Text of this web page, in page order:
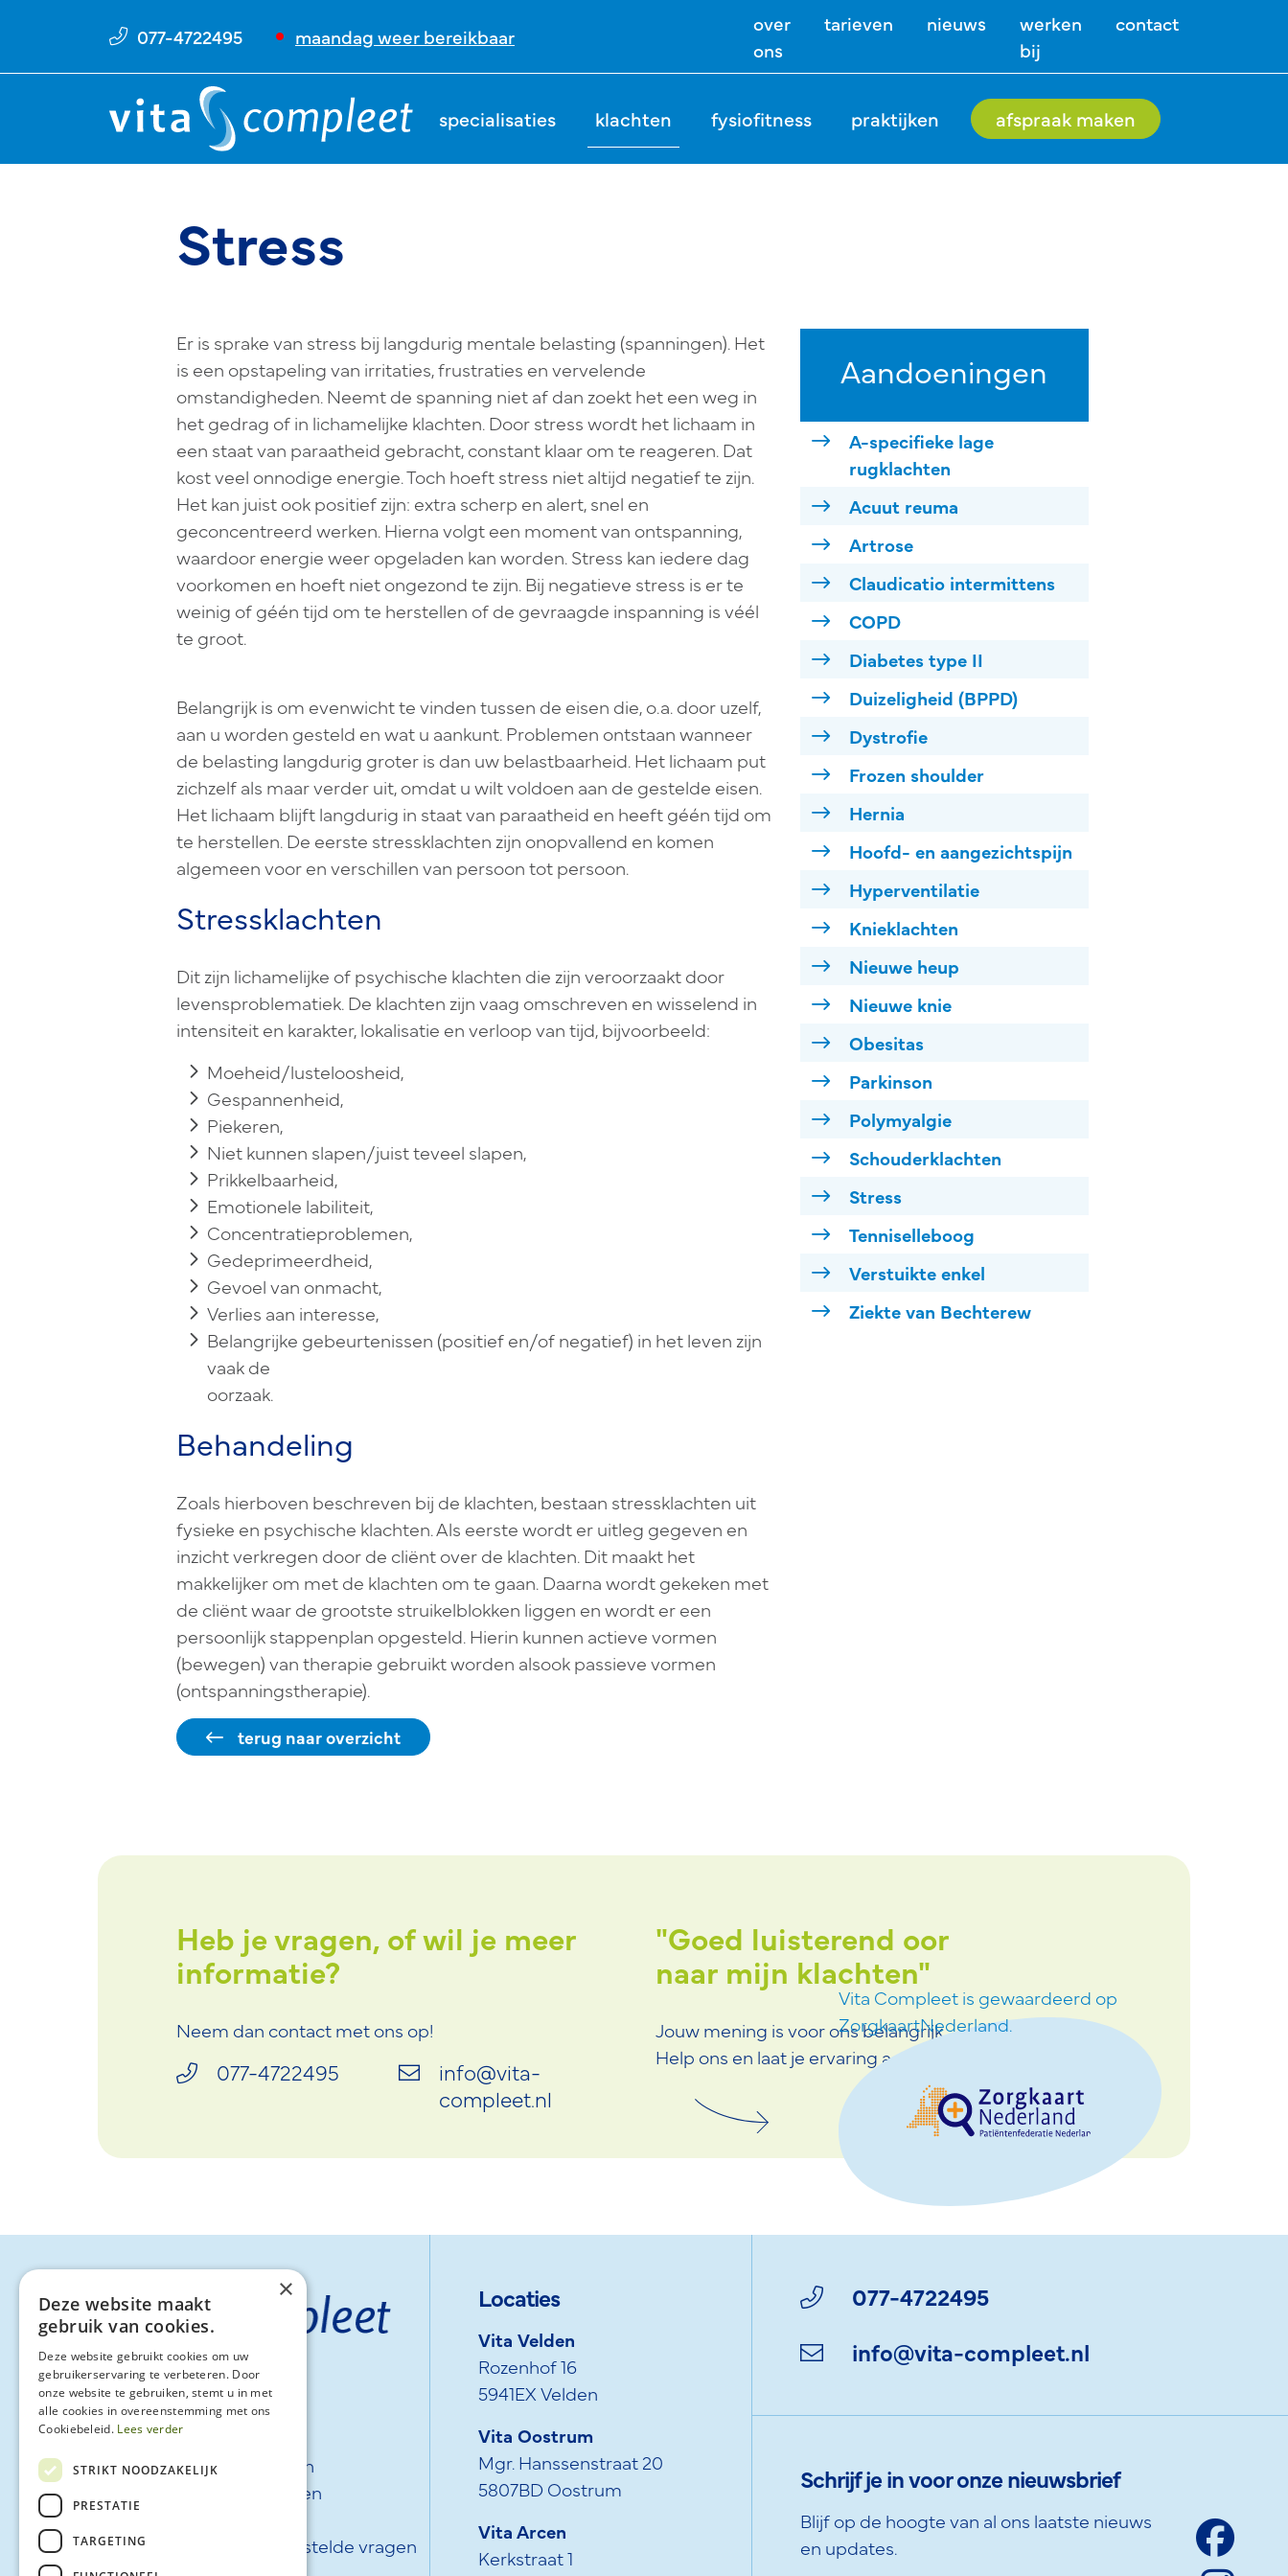
077-4722495 maandag weer bereikbaar
over
ons
tarieven nieuws
werken
bij
contact
specialisaties klachten fysiofitness praktijken afspraak maken
Stress
Er is sprake van stress bij langdurig mentale belasting (spanningen). Het
is een opstapeling van irritaties, frustraties en vervelende
omstandigheden. Neemt de spanning niet af dan zoekt het een weg in
het gedrag of in lichamelijke klachten. Door stress wordt het lichaam in
een staat van paraatheid gebracht, constant klaar om te reageren. Dat
kost veel onnodige energie. Toch hoeft stress niet altijd negatief te zijn.
Het kan juist ook positief zijn: extra scherp en alert, snel en
geconcentreerd werken. Hierna volgt een moment van ontspanning,
waardoor energie weer opgeladen kan worden. Stress kan iedere dag
voorkomen en hoeft niet ongezond te zijn. Bij negatieve stress is er te
weinig of géén tijd om te herstellen of de gevraagde inspanning is véél
te groot.
Belangrijk is om evenwicht te vinden tussen de eisen die, o.a. door uzelf,
aan u worden gesteld en wat u aankunt. Problemen ontstaan wanneer
de belasting langdurig groter is dan uw belastbaarheid. Het lichaam put
zichzelf als maar verder uit, omdat u wilt voldoen aan de gestelde eisen.
Het lichaam blijft langdurig in staat van paraatheid en heeft géén tijd om
te herstellen. De eerste stressklachten zijn onopvallend en komen
algemeen voor en verschillen van persoon tot persoon.
Stressklachten
Dit zijn lichamelijke of psychische klachten die zijn veroorzaakt door
levensproblematiek. De klachten zijn vaag omschreven en wisselend in
intensiteit en karakter, lokalisatie en verloop van tijd, bijvoorbeeld:
Moeheid/lusteloosheid,
Gespannenheid,
Piekeren,
Niet kunnen slapen/juist teveel slapen,
Prikkelbaarheid,
Emotionele labiliteit,
Concentratieproblemen,
Gedeprimeerdheid,
Gevoel van onmacht,
Verlies aan interesse,
Belangrijke gebeurtenissen (positief en/of negatief) in het leven zijn
vaak de
oorzaak.
Behandeling
Zoals hierboven beschreven bij de klachten, bestaan stressklachten uit
fysieke en psychische klachten. Als eerste wordt er uitleg gegeven en
inzicht verkregen door de cliënt over de klachten. Dit maakt het
makkelijker om met de klachten om te gaan. Daarna wordt gekeken met
de cliënt waar de grootste struikelblokken liggen en wordt er een
persoonlijk stappenplan opgesteld. Hierin kunnen actieve vormen
(bewegen) van therapie gebruikt worden alsook passieve vormen
(ontspanningstherapie).
terug naar overzicht
Aandoeningen
A-specifieke lage
rugklachten
Acuut reuma
Artrose
Claudicatio intermittens
COPD
Diabetes type II
Duizeligheid (BPPD)
Dystrofie
Frozen shoulder
Hernia
Hoofd- en aangezichtspijn
Hyperventilatie
Knieklachten
Nieuwe heup
Nieuwe knie
Obesitas
Parkinson
Polymyalgie
Schouderklachten
Stress
Tenniselleboog
Verstuikte enkel
Ziekte van Bechterew
Heb je vragen, of wil je meer
informatie?
Neem dan contact met ons op!
077-4722495
info@vita-
compleet.nl
luisterend oor
klachten"
"Ik ben heel fijn
geholpen. Ga zo door!"
"Goed luisterend oor
naar mijn klachten"
Jouw mening is voor ons belangrijk
Help ons en laat je ervaring achter.
Vita Compleet is gewaardeerd op
ZorgkaartNederland.
Tarieven
Klachten
Praktijken
Over ons
Werken bij
Veel gestelde vragen
Locaties
Vita Velden
Rozenhof 16
5941EX Velden
Vita Oostrum
Mgr. Hanssenstraat 20
5807BD Oostrum
Vita Arcen
Kerkstraat 1
077-4722495
info@vita-compleet.nl
Schrijf je in voor onze nieuwsbrief
Blijf op de hoogte van al ons laatste nieuws
en updates.
×
Deze website maakt
gebruik van cookies.
Deze website gebruikt cookies om uw
gebruikerservaring te verbeteren. Door
onze website te gebruiken, stemt u in met
alle cookies in overeenstemming met ons
Cookiebeleid. Lees verder
STRIKT NOODZAKELIJK
PRESTATIE
TARGETING